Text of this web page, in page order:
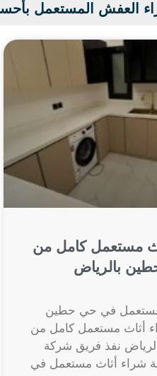
العفش المستعمل
مستعمل كامل من
بالرياض
مستعمل في حي حطين
أثاث مستعمل كامل من
نفذ فريق شركة
شراء أثاث مستعمل في